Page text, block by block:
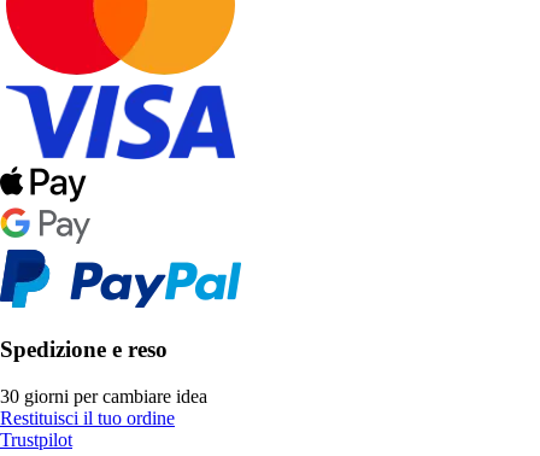
Spedizione e reso
30 giorni per cambiare idea
Restituisci il tuo ordine
Trustpilot